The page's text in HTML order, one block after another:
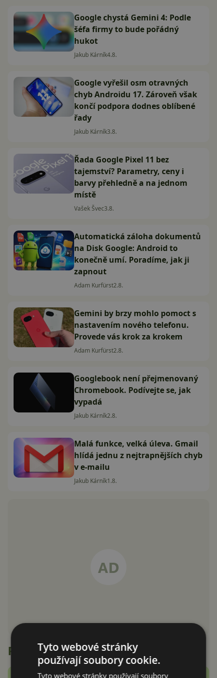
Google chystá Gemini 4: Podle
šéfa firmy to bude pořádný
hukot
Jakub Kárník4.8.
Google vyřešil osm otravných
chyb Androidu 17. Zároveň však
končí podpora dodnes oblíbené
řady
Jakub Kárník3.8.
Řada Google Pixel 11 bez
tajemství? Parametry, ceny i
barvy přehledně a na jednom
místě
Vašek Švec3.8.
Automatická záloha dokumentů
na Disk Google: Android to
konečně umí. Poradíme, jak ji
zapnout
Adam Kurfürst2.8.
Gemini by brzy mohlo pomoct s
nastavením nového telefonu.
Provede vás krok za krokem
Adam Kurfürst2.8.
Googlebook není přejmenovaný
Chromebook. Podívejte se, jak
vypadá
Jakub Kárník2.8.
Malá funkce, velká úleva. Gmail
hlídá jednu z nejtrapnějších chyb
v e-mailu
Jakub Kárník1.8.
RecenzeTyto webové stránky
používají soubory cookie.
Tyto webové stránky používají soubory